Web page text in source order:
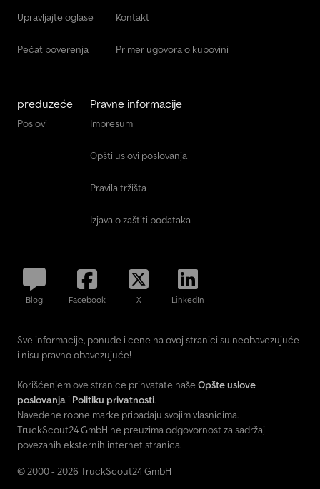
Upravljajte oglase
Pečat poverenja
Kontakt
Primer ugovora o kupovini
preduzeće
Poslovi
Pravne informacije
Impresum
Opšti uslovi poslovanja
Pravila tržišta
Izjava o zaštiti podataka
Blog Facebook X LinkedIn
Sve informacije, ponude i cene na ovoj stranici su neobavezujuće
i nisu pravno obavezujuće!
Korišćenjem ove stranice prihvatate naše Opšte uslove
poslovanja i Politiku privatnosti.
Navedene robne marke pripadaju svojim vlasnicima.
TruckScout24 GmbH ne preuzima odgovornost za sadržaj
povezanih eksternih internet stranica.
© 2000 - 2026 TruckScout24 GmbH